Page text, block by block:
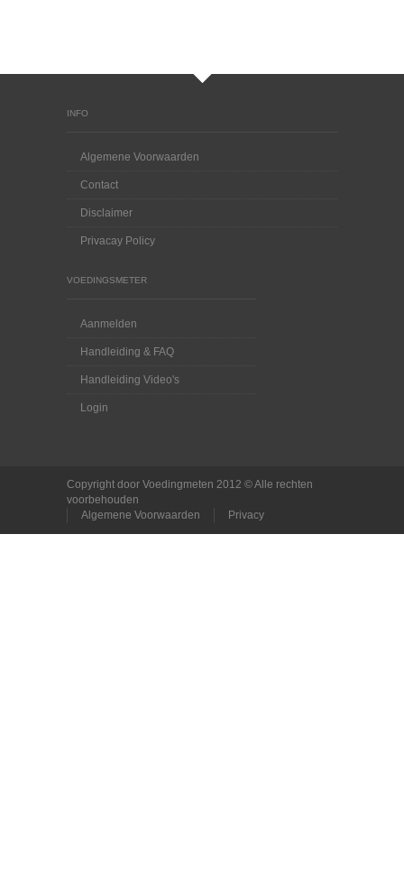
INFO
Algemene Voorwaarden
Contact
Disclaimer
Privacay Policy
VOEDINGSMETER
Aanmelden
Handleiding & FAQ
Handleiding Video's
Login
Copyright door Voedingmeten 2012 © Alle rechten
voorbehouden
Algemene Voorwaarden
Privacy